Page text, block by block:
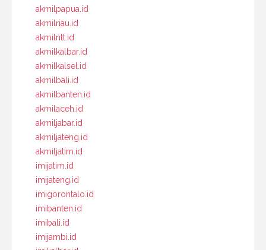
akmilpapua.id
akmilriau.id
akmilntt.id
akmilkalbar.id
akmilkalsel.id
akmilbali.id
akmilbanten.id
akmilaceh.id
akmiljabar.id
akmiljateng.id
akmiljatim.id
imijatim.id
imijateng.id
imigorontalo.id
imibanten.id
imibali.id
imijambi.id